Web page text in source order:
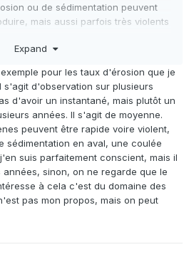
ou de sédimentation peuvent
mais aussi parfois très violents
à retenir pour en faire une
Expand
pour les taux d'érosion que je
s'agit d'observation sur plusieurs
d'avoir un instantané, mais plutôt un
années. Il s'agit de moyenne.
peuvent être rapide voire violent,
sédimentation en aval, une coulée
suis parfaitement conscient, mais il
sinon, on ne regarde que le
à cela c'est du domaine des
pas mon propos, mais on peut